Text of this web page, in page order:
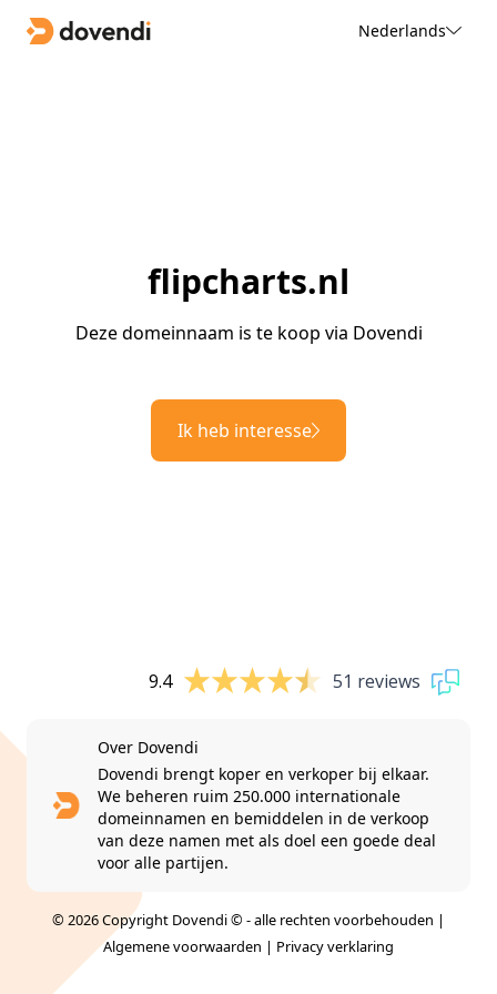
Nederlands
flipcharts.nl
Deze domeinnaam is te koop via Dovendi
Ik heb interesse
9.4 51 reviews
Over Dovendi
Dovendi brengt koper en verkoper bij elkaar.
We beheren ruim 250.000 internationale
domeinnamen en bemiddelen in de verkoop
van deze namen met als doel een goede deal
voor alle partijen.
© 2026 Copyright Dovendi © - alle rechten voorbehouden |
Algemene voorwaarden | Privacy verklaring